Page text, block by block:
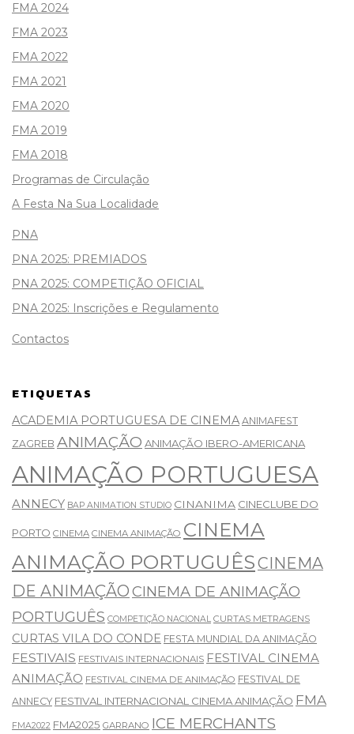
FMA 2024
FMA 2023
FMA 2022
FMA 2021
FMA 2020
FMA 2019
FMA 2018
Programas de Circulação
A Festa Na Sua Localidade
PNA
PNA 2025: PREMIADOS
PNA 2025: COMPETIÇÃO OFICIAL
PNA 2025: Inscrições e Regulamento
Contactos
ETIQUETAS
ACADEMIA PORTUGUESA DE CINEMA ANIMAFEST
ZAGREB ANIMAÇÃO ANIMAÇÃO IBERO-AMERICANA
ANIMAÇÃO PORTUGUESA
ANNECY BAP ANIMATION STUDIO CINANIMA CINECLUBE DO
PORTO CINEMA CINEMA ANIMAÇÃO CINEMA
ANIMAÇÃO PORTUGUÊSCINEMA
DE ANIMAÇÃOCINEMA DE ANIMAÇÃO
PORTUGUÊS COMPETIÇÃO NACIONAL CURTAS METRAGENS
CURTAS VILA DO CONDE FESTA MUNDIAL DA ANIMAÇÃO
FESTIVAIS FESTIVAIS INTERNACIONAIS FESTIVAL CINEMA
ANIMAÇÃO FESTIVAL CINEMA DE ANIMAÇÃO FESTIVAL DE
ANNECY FESTIVAL INTERNACIONAL CINEMA ANIMAÇÃO FMA
FMA2022 FMA2025 GARRANO ICE MERCHANTS